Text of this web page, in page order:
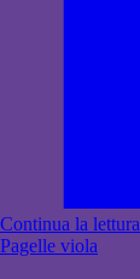
Continua la lettura
Pagelle viola